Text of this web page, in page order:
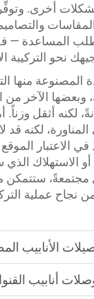
أخرى. وتوفِّر
طلب المساعدة —
نحو التركيبة
المصنوعة منها
وبعضها الآخر من
لكنه أثقل وزناً.
لكنه قد
في الاعتبار
أو الاستهلاك
مجتمعةً، ستتمكن
نجاح عملية
المطلوبة لضمان الامتثال في
القنوات في كفاءة التركيب